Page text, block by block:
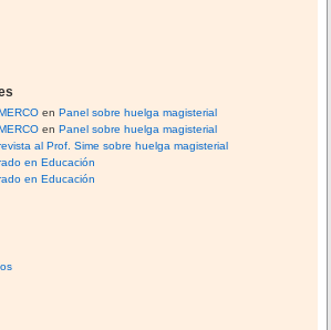
enPanel sobre huelga magisterial
enPanel sobre huelga magisterial
al Prof. Sime sobre huelga magisterial
en Educación
en Educación